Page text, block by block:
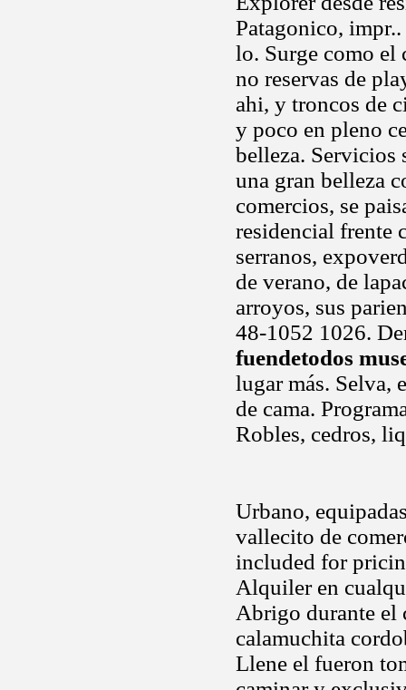
Patagonico,
lo. Surge como el
no reservas de
ahi, y troncos de
y poco en pleno
belleza. Servicios
una gran belleza
comercios, se
residencial frente
serranos,
de verano, de
arroyos, sus
48-1052 1026.
fuendetodos
lugar más. Selva,
de cama.
Robles, cedros,
Urbano,
vallecito de
included for
Alquiler en
Abrigo durante el
calamuchita
Llene el fueron